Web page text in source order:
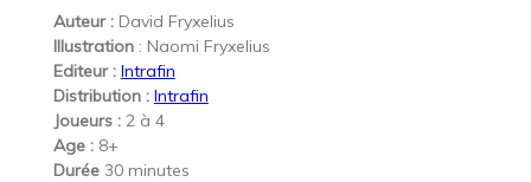
Auteur :David Fryxelius
Illustration : Naomi Fryxelius
Editeur : Intrafin
Distribution : Intrafin
Joueurs :2 à 4
Age :8+
Durée30 minutes